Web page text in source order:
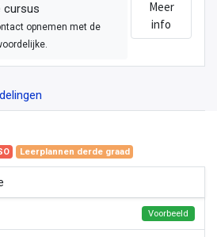
cursus
opnemen met de
Meer
info
Leerplannen derde graad
Voorbeeld